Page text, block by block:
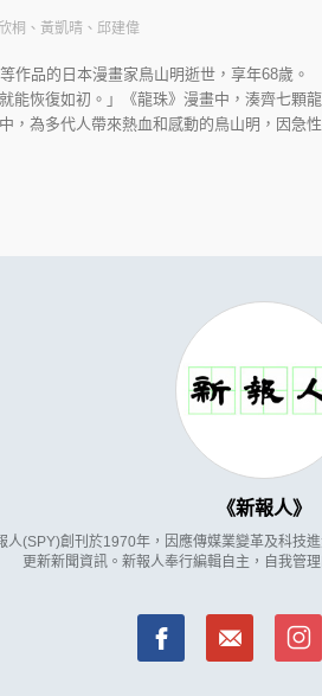
桐、黃凱晴、邱建偉
作品的日本漫畫家鳥山明逝世，享年68歲。
能恢復如初。」《龍珠》漫畫中，湊齊七顆
，為多代人帶來熱血和感動的鳥山明，因急性
新報人
人(SPY)創刊於1970年，因應傳媒業變革及科技
更新新聞資訊。新報人奉行編輯自主，自我管